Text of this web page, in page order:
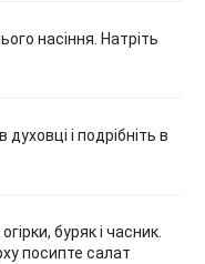
насіння. Натріть
духовці і подрібніть в
буряк і часник.
посипте салат